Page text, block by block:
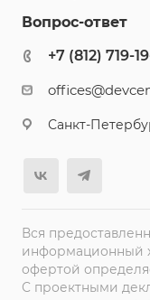
Вопрос-ответ
+7 (812) 719-
Санкт-
Вся
информационный
офертой
С проектными